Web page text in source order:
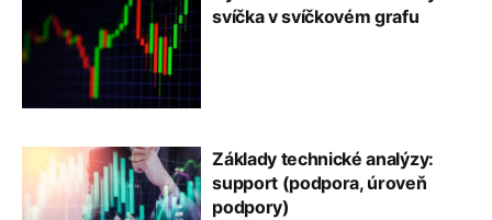
svíčka v svíčkovém grafu
Základy technické analýzy:
support (podpora, úroveň
podpory)